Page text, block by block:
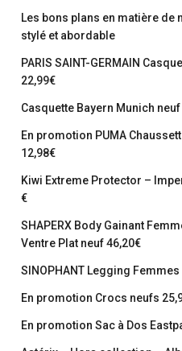
Les bons plans en matière de
stylé et abordable
PARIS SAINT-GERMAIN
22,99€
Casquette Bayern Munich neuf
En promotion PUMA
12,98€
Kiwi Extreme Protector –
€
SHAPERX Body Gainant
Ventre Plat neuf 46,20€
SINOPHANT Legging
En promotion Crocs neufs
En promotion Sac à Dos